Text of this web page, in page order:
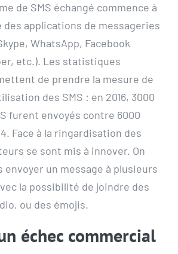
de SMS échangé commence à
des applications de messageries
WhatsApp, Facebook
etc.). Les statistiques
de prendre la mesure de
des SMS : en 2016, 3000
furent envoyés contre 6000
Face à la ringardisation des
se sont mis à innover. On
envoyer un message à plusieurs
la possibilité de joindre des
ou des émojis.
échec commercial